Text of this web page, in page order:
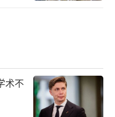
术不